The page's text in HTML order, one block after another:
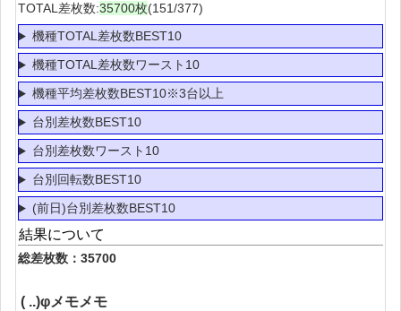
TOTAL差枚数:35700枚(151/377)
機種TOTAL差枚数BEST10
機種TOTAL差枚数ワースト10
機種平均差枚数BEST10※3台以上
台別差枚数BEST10
台別差枚数ワースト10
台別回転数BEST10
(前日)台別差枚数BEST10
結果について
総差枚数：35700
( ..)φメモメモ